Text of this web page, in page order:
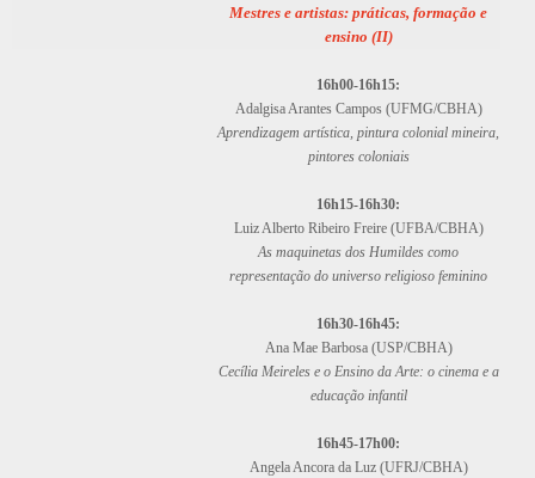
Mestres e artistas: práticas, formação e
ensino (II)
16h00-16h15:
Adalgisa Arantes Campos (UFMG/CBHA)
Aprendizagem artística, pintura colonial mineira,
pintores coloniais
16h15-16h30:
Luiz Alberto Ribeiro Freire (UFBA/CBHA)
As maquinetas dos Humildes como
representação do universo religioso feminino
16h30-16h45:
Ana Mae Barbosa (USP/CBHA)
Cecília Meireles e o Ensino da Arte: o cinema e a
educação infantil
16h45-17h00:
Angela Ancora da Luz (UFRJ/CBHA)